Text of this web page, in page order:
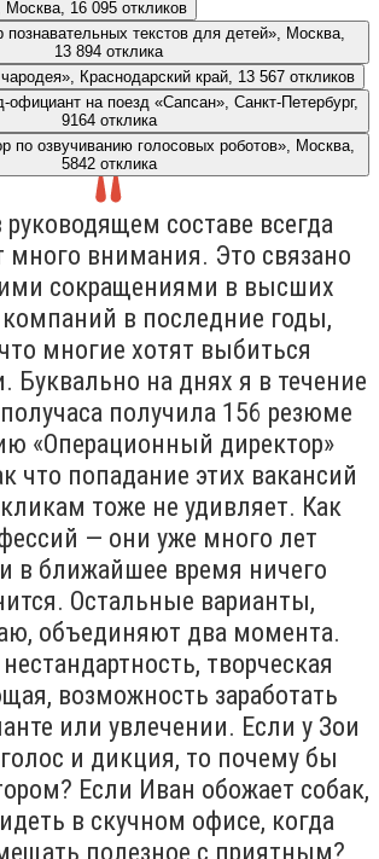
Москва, 16 095 откликов
познавательных текстов для детей», Москва,
13 894 отклика
Краснодарский край, 13 567 откликов
на поезд «Сапсан», Санкт-Петербург,
9164 отклика
по озвучиванию голосовых роботов», Москва,
5842 отклика
составе всегда
много внимания. Это связано
сокращениями в высших
в последние годы,
многие хотят выбиться
Буквально на днях я в течение
получила 156 резюме
«Операционный директор»
что попадание этих вакансий
тоже не удивляет. Как
— они уже много лет
в ближайшее время ничего
Остальные варианты,
объединяют два момента.
творческая
возможность заработать
или увлечении. Если у Зои
и дикция, то почему бы
Если Иван обожает собак,
в скучном офисе, когда
полезное с приятным?